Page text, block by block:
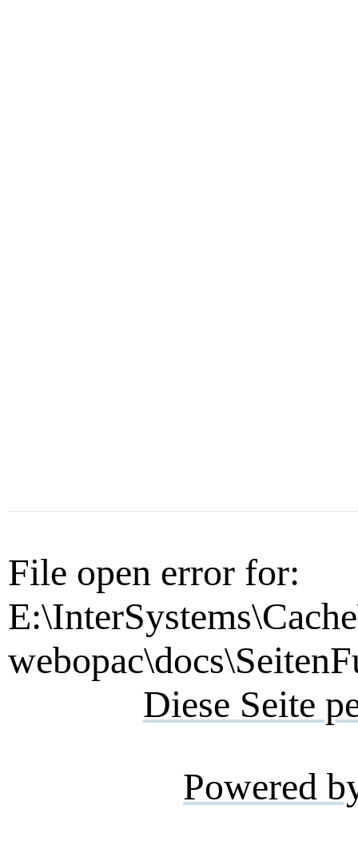
File open error for:
Diese Seite
Powered